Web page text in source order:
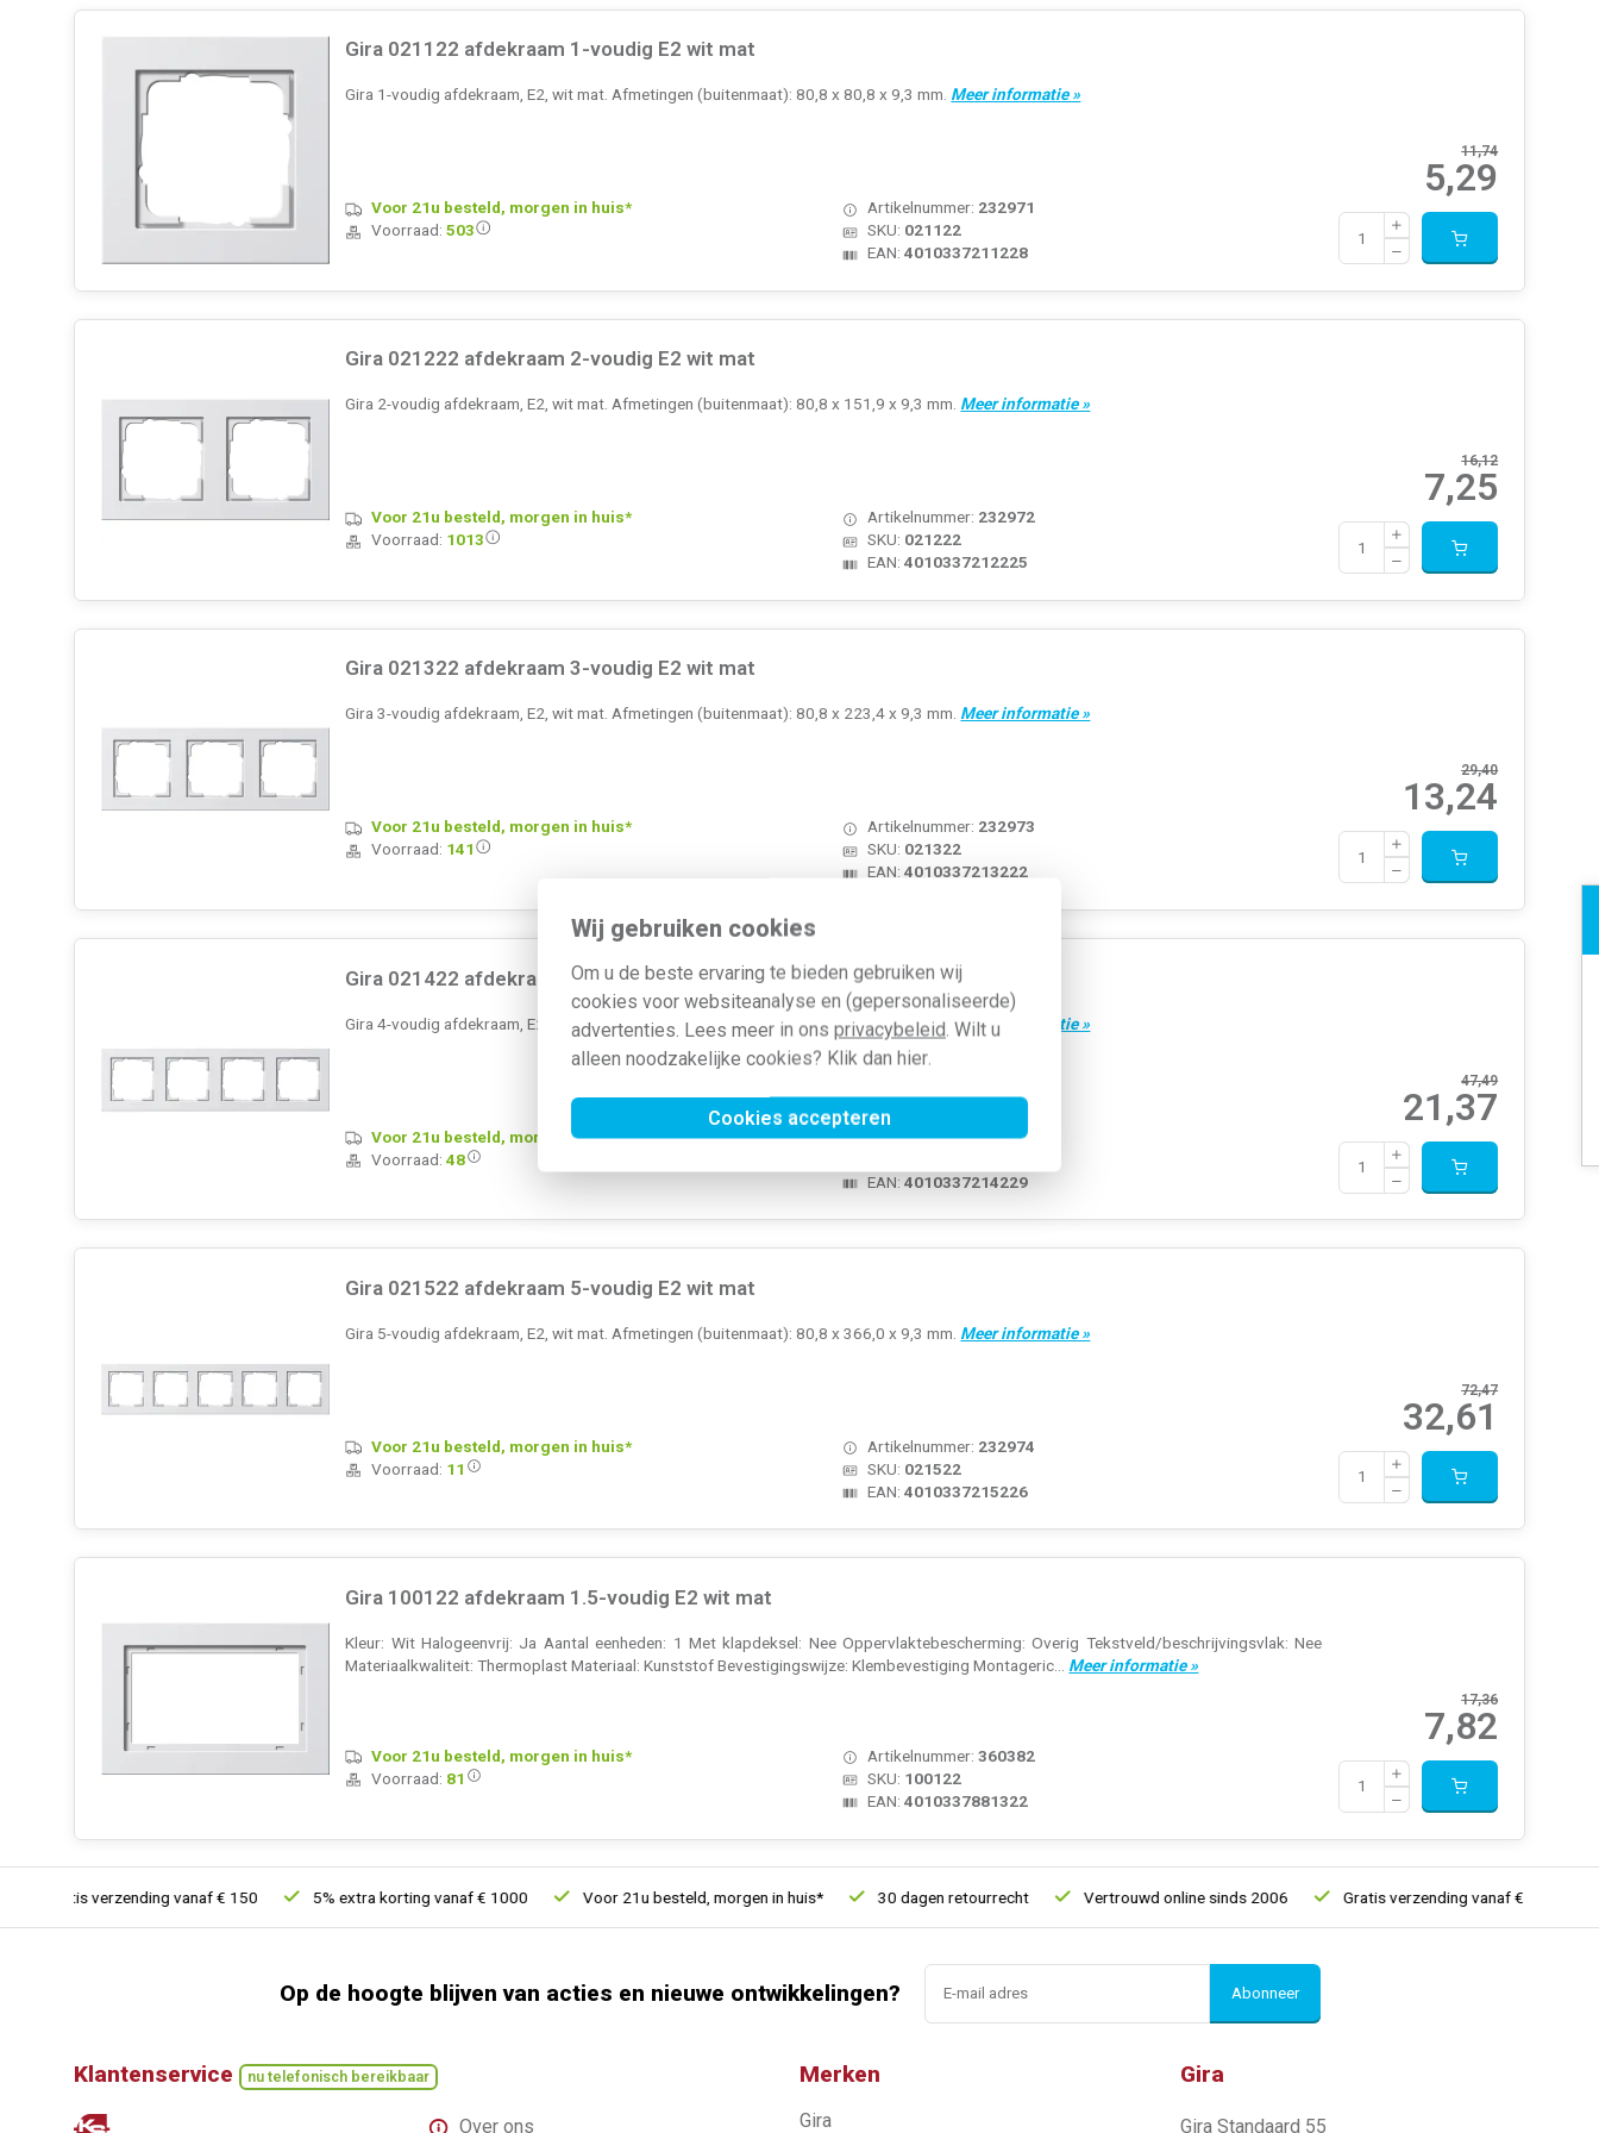
Wij gebruiken cookies
Om u de beste ervaring te bieden gebruiken wij
cookies voor websiteanalyse en (gepersonaliseerde)
advertenties. Lees meer in ons privacybeleid. Wilt u
alleen noodzakelijke cookies? Klik dan hier.
Cookies accepteren
Gira 021122 afdekraam 1-voudig E2 wit mat
Gira 1-voudig afdekraam, E2, wit mat. Afmetingen (buitenmaat): 80,8 x 80,8 x 9,3 mm. Meer informatie »
11,74
5,29
Artikelnummer: 232971
SKU: 021122
EAN:4010337211228
Voor 21u besteld, morgen in huis*
Voorraad: 503
Gira 021222 afdekraam 2-voudig E2 wit mat
Gira 2-voudig afdekraam, E2, wit mat. Afmetingen (buitenmaat): 80,8 x 151,9 x 9,3 mm. Meer informatie »
16,12
7,25
Artikelnummer: 232972
SKU: 021222
EAN:4010337212225
Voor 21u besteld, morgen in huis*
Voorraad: 1013
Gira 021322 afdekraam 3-voudig E2 wit mat
Gira 3-voudig afdekraam, E2, wit mat. Afmetingen (buitenmaat): 80,8 x 223,4 x 9,3 mm. Meer informatie »
29,40
13,24
Artikelnummer: 232973
SKU: 021322
EAN:4010337213222
Voor 21u besteld, morgen in huis*
Voorraad: 141
Gira 021422 afdekraam 4-voudig E2 wit mat
Gira 4-voudig afdekraam, E2, wit mat. Afmetingen (buitenmaat): 80,8 x 294,7 x 9,3 mm.Meer informatie »
47,49
21,37
Artikelnummer:266808
EAN:4010337214229
Voor 21u besteld, morgen in huis*
Voorraad: 48
Gira 021522 afdekraam 5-voudig E2 wit mat
Gira 5-voudig afdekraam, E2, wit mat. Afmetingen (buitenmaat): 80,8 x 366,0 x 9,3 mm. Meer informatie »
72,47
32,61
Artikelnummer: 232974
SKU: 021522
EAN:4010337215226
Voor 21u besteld, morgen in huis*
Voorraad: 11
Gira 100122 afdekraam 1.5-voudig E2 wit mat
Kleur: Wit Halogeenvrij: Ja Aantal eenheden: 1 Met klapdeksel: Nee Oppervlaktebescherming: Overig Tekstveld/beschrijvingsvlak: Nee
Materiaalkwaliteit: Thermoplast Materiaal: Kunststof Bevestigingswijze: Klembevestiging Montageric... Meer informatie »
17,36
7,82
Artikelnummer:360382
SKU: 100122
EAN:4010337881322
Voor 21u besteld, morgen in huis*
Voorraad: 81
Gratis verzending vanaf € 150 5% extra korting vanaf € 1000 Voor 21u besteld, morgen in huis* 30 dagen retourrecht Vertrouwd online sinds 2006 Gratis verzending vanaf € 150
Op de hoogte blijven van acties en nieuwe ontwikkelingen? Abonneer
Klantenservice nu telefonisch bereikbaar
Over ons
Merken
Gira
Gira
Gira Standaard 55